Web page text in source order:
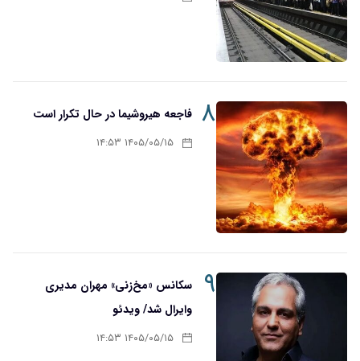
۸ فاجعه هیروشیما در حال تکرار است
۱۴۰۵/۰۵/۱۵ ۱۴:۵۳
۹
سکانس «مخ‌زنی» مهران مدیری
وایرال شد/ ویدئو
۱۴۰۵/۰۵/۱۵ ۱۴:۵۳